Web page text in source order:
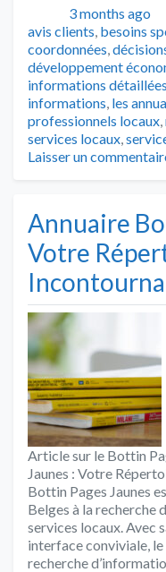
Publié3 months ago
avis clients, besoins
coordonnées,
développement
informations détaillées
informations, les
professionnels locaux,
services locaux,
Laisser un
Annuaire
Votre
Article sur le Bottin
Jaunes : Votre
Bottin Pages Jaunes
Belges à la recherche
services locaux. Avec
interface conviviale,
recherche